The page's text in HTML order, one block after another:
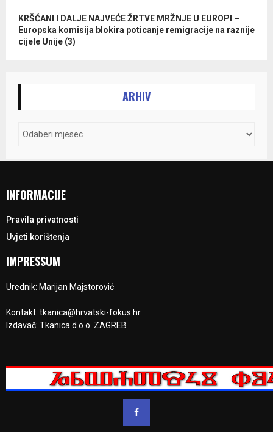
KRŠĆANI I DALJE NAJVEĆE ŽRTVE MRŽNJE U EUROPI –
Europska komisija blokira poticanje remigracije na raznije
cijele Unije (3)
ARHIV
INFORMACIJE
Pravila privatnosti
Uvjeti korištenja
IMPRESSUM
Urednik: Marijan Majstorović
Kontakt: tkanica@hrvatski-fokus.hr
Izdavač: Tkanica d.o.o. ZAGREB